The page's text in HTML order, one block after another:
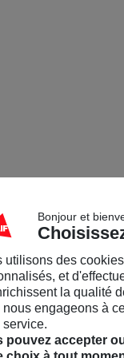
Bonjour et
utilisons des
et
la qualité
nous engageons à
service.
pouvez accepter